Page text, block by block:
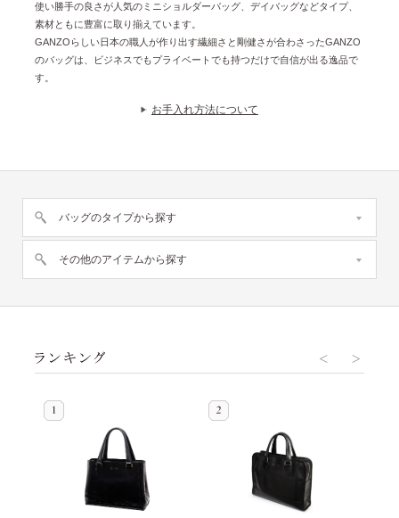
使い勝手の良さが人気のミニショルダーバッグ、デイバッグなどタイプ、
素材ともに豊富に取り揃えています。
GANZOらしい日本の職人が作り出す繊細さと剛健さが合わさったGANZO
のバッグは、ビジネスでもプライベートでも持つだけで自信が出る逸品で
す。
お手入れ方法について
バッグのタイプから探す
その他のアイテムから探す